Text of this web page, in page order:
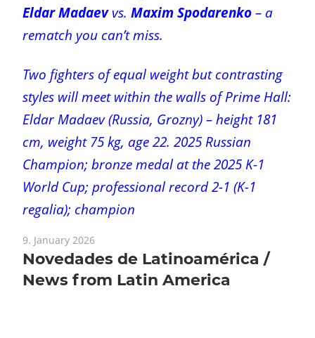
Eldar Madaevvs. Maxim Spodarenko – a
rematch you can’t miss.
Two fighters of equal weight but contrasting
styles will meet within the walls of Prime Hall:
Eldar Madaev (Russia, Grozny) – height 181
cm, weight 75 kg, age 22. 2025 Russian
Champion; bronze medal at the 2025 K-1
World Cup; professional record 2-1 (K-1
regalia); champion
9. January 2026
Novedades de Latinoamérica /
News from Latin America